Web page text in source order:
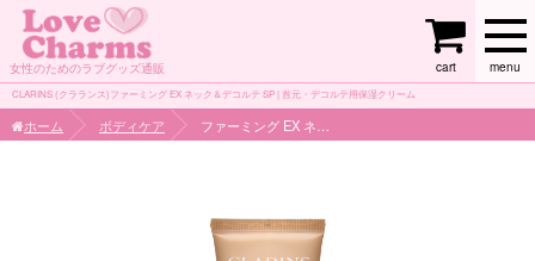
女性のためのラブグッズ通販 menu
cart
CLARINS (クラランス)ファーミング EX ネック＆デコルテ SP | 首元・デコルテ用保湿クリーム
ホーム ボディケア